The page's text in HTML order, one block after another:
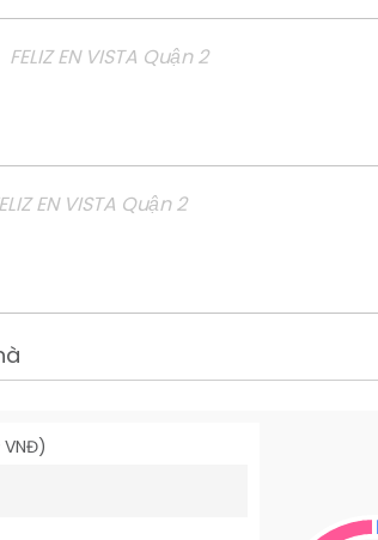
FELIZ EN VISTA Quận 2
EN VISTA Quận 2